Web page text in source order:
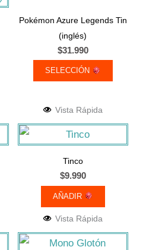
producto
Pokémon Azure Legends Tin
(inglés)
$31.990
SELECCIÓN
variantes.
Las
opciones
pueden
elegir
en
la
página
de
producto
Vista Rápida
Tinco
$9.990
AÑADIR
Vista Rápida